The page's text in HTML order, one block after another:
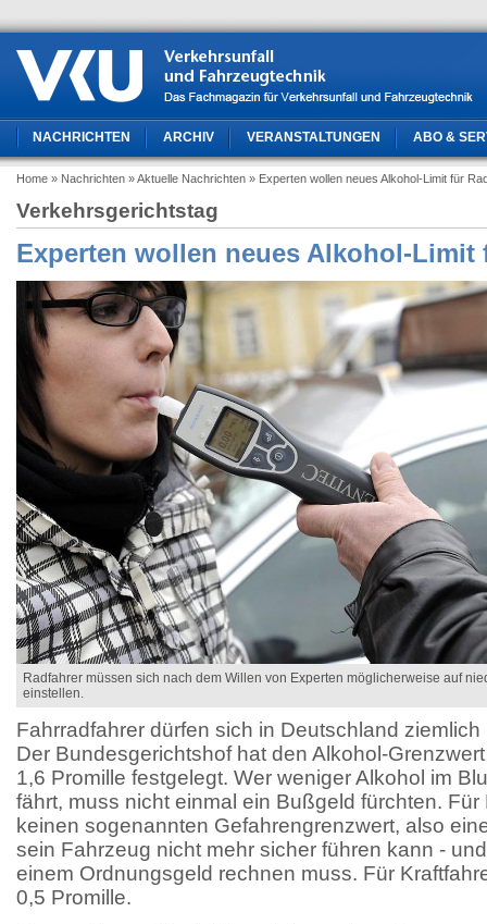
NACHRICHTEN ARCHIV VERANSTALTUNGEN ABO &
Home » Nachrichten » Aktuelle Nachrichten » Experten wollen neues Alkohol-Limit für
Verkehrsgerichtstag
Experten wollen neues Alkohol-Limit
Radfahrer müssen sich nach dem Willen von Experten möglicherweise auf
einstellen.
Fahrradfahrer dürfen sich in Deutschland
Der Bundesgerichtshof hat den Alkohol-
1,6 Promille festgelegt. Wer weniger Alkohol im
fährt, muss nicht einmal ein Bußgeld fürchten.
keinen sogenannten Gefahrengrenzwert, also
sein Fahrzeug nicht mehr sicher führen kann -
einem Ordnungsgeld rechnen muss. Für
0,5 Promille.